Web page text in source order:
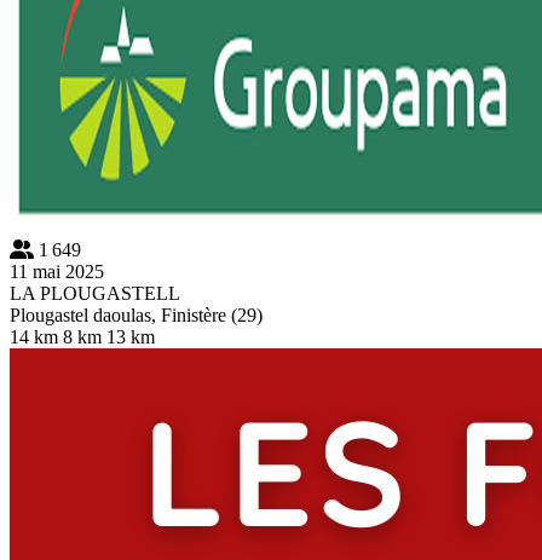
1 649
11 mai 2025
LA PLOUGASTELL
Plougastel daoulas, Finistère (29)
14 km 8 km 13 km